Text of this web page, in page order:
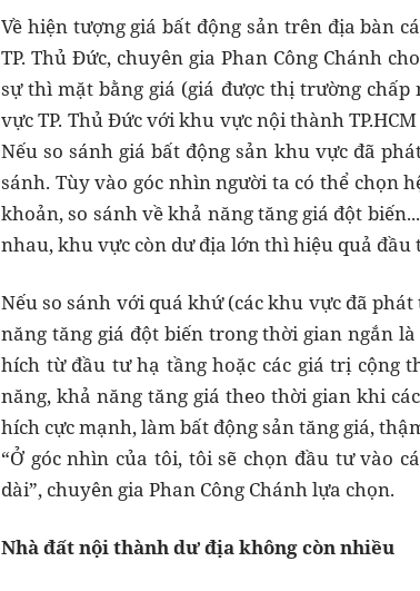
Về hiện tượng giá bất động sản trên địa bàn
TP. Thủ Đức, chuyên gia Phan Công Chánh
sự thì mặt bằng giá (giá được thị trường
vực TP. Thủ Đức với khu vực nội thành
Nếu so sánh giá bất động sản khu vực đã
sánh. Tùy vào góc nhìn người ta có thể chọn
khoản, so sánh về khả năng tăng giá đột
nhau, khu vực còn dư địa lớn thì hiệu quả đầu
Nếu so sánh với quá khứ (các khu vực đã
năng tăng giá đột biến trong thời gian ngắn
hích từ đầu tư hạ tầng hoặc các giá trị cộng
năng, khả năng tăng giá theo thời gian khi
hích cực mạnh, làm bất động sản tăng giá,
“Ở góc nhìn của tôi, tôi sẽ chọn đầu tư vào
dài”, chuyên gia Phan Công Chánh lựa chọn.
Nhà đất nội thành dư địa không còn nhiều